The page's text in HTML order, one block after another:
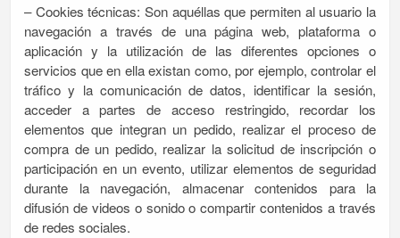
– Cookies técnicas: Son aquéllas que permiten al usuario la
navegación a través de una página web, plataforma o
aplicación y la utilización de las diferentes opciones o
servicios que en ella existan como, por ejemplo, controlar el
tráfico y la comunicación de datos, identificar la sesión,
acceder a partes de acceso restringido, recordar los
elementos que integran un pedido, realizar el proceso de
compra de un pedido, realizar la solicitud de inscripción o
participación en un evento, utilizar elementos de seguridad
durante la navegación, almacenar contenidos para la
difusión de videos o sonido o compartir contenidos a través
de redes sociales.